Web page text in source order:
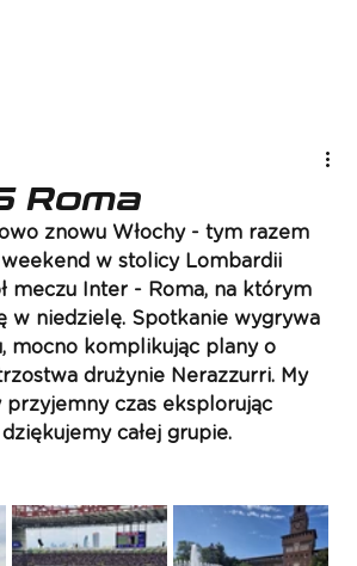
Roma
znowu Włochy - tym razem
weekend w stolicy Lombardii
meczu Inter - Roma, na którym
w niedzielę. Spotkanie wygrywa
mocno komplikując plany o
drużynie Nerazzurri. My
przyjemny czas eksplorując
całej grupie.